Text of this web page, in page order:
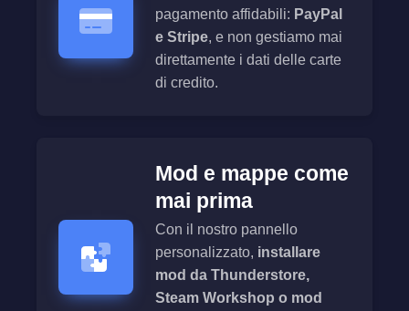
pagamento affidabili: PayPal
e Stripe, e non gestiamo mai
direttamente i dati delle carte
di credito.
Mod e mappe come
mai prima
Con il nostro pannello
personalizzato, installare
mod da Thunderstore,
Steam Workshop o mod